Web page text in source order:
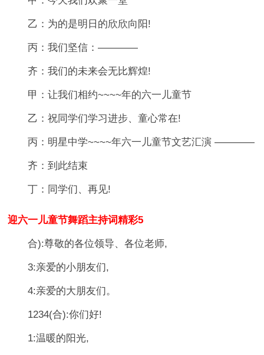
乙：为的是明日的欣欣向阳!
丙：我们坚信：————
齐：我们的未来会无比辉煌!
甲：让我们相约~~~~年的六一儿童节
乙：祝同学们学习进步、童心常在!
丙：明星中学~~~~年六一儿童节文艺汇演 ————
齐：到此结束
丁：同学们、再见!
迎六一儿童节舞蹈主持词精彩5
合):尊敬的各位领导、各位老师,
3:亲爱的小朋友们,
4:亲爱的大朋友们。
1234(合):你们好!
1:温暖的阳光,